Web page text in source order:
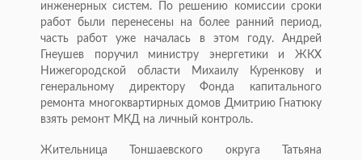
инженерных систем. По решению комиссии сроки
работ были перенесены на более ранний период,
часть работ уже началась в этом году. Андрей
Гнеушев поручил министру энергетики и ЖКХ
Нижегородской области Михаилу Куренкову и
генеральному директору Фонда капитального
ремонта многоквартирных домов Дмитрию Гнатюку
взять ремонт МКД на личный контроль.
Жительница Тоншаевского округа Татьяна